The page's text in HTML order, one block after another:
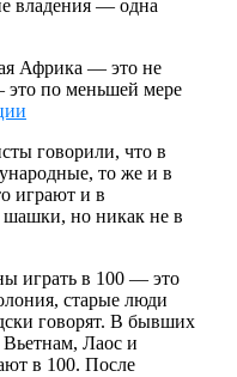
владения — одна
Африка — это не
это по меньшей мере
говорили, что в
то же и в
играют и в
шашки, но никак не в
играть в 100 — это
старые люди
говорят. В бывших
Лаос и
в 100. После